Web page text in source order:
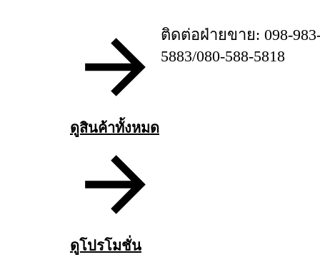
ดูสินค้าทั้งหมด
ดูโปรโมชั่น
ติดต่อฝ่ายขาย: 098-
5883/080-588-5818